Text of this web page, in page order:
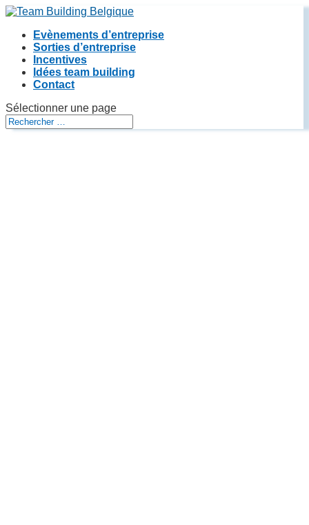
Evènements d’entreprise
Sorties d’entreprise
Incentives
Idées team building
Contact
Sélectionner une page